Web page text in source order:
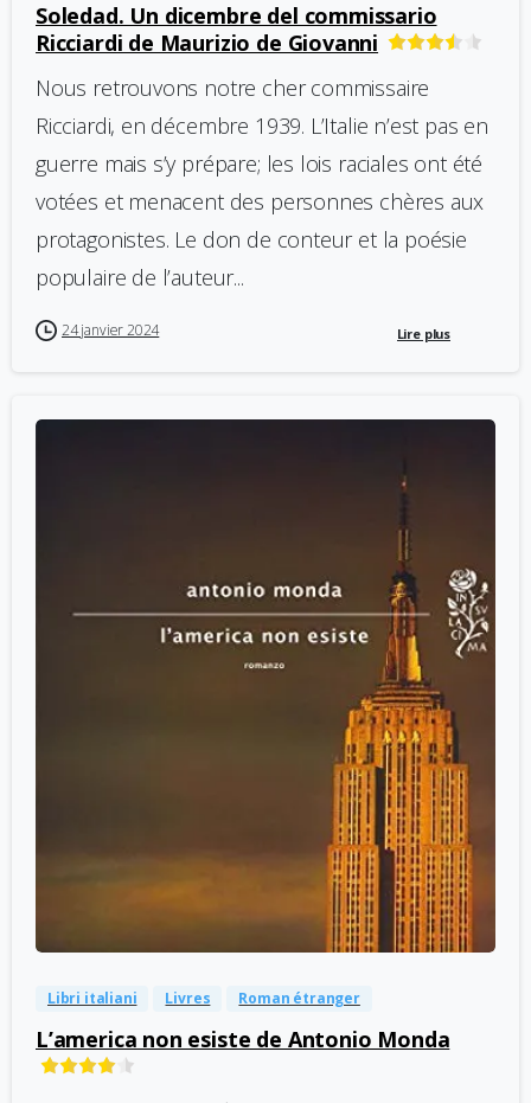
Soledad. Un dicembre del commissario
Ricciardi de Maurizio de Giovanni
Nous retrouvons notre cher commissaire
Ricciardi, en décembre 1939. L’Italie n’est pas en
guerre mais s’y prépare; les lois raciales ont été
votées et menacent des personnes chères aux
protagonistes. Le don de conteur et la poésie
populaire de l’auteur...
24 janvier 2024 Lire plus
0 -
Libri italiani Livres Roman étranger
L’america non esiste de Antonio Monda